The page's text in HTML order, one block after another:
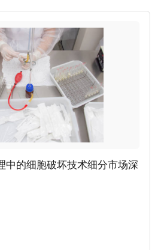
中的细胞破坏技术细分市场深